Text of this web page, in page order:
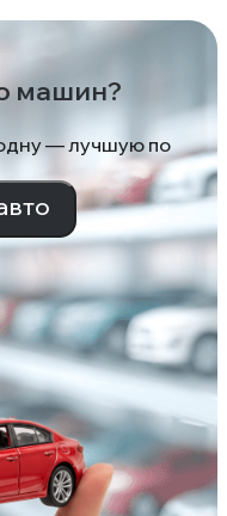
машин?
— лучшую по